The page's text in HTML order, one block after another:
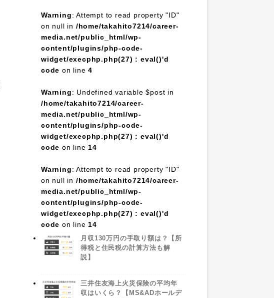
Warning: Attempt to read property "ID"
on null in /home/takahito7214/career-
media.net/public_html/wp-
content/plugins/php-code-
widget/execphp.php(27) : eval()'d
code on line4
Warning: Undefined variable $post in
/home/takahito7214/career-
media.net/public_html/wp-
content/plugins/php-code-
widget/execphp.php(27) : eval()'d
code on line 14
Warning: Attempt to read property "ID"
on null in /home/takahito7214/career-
media.net/public_html/wp-
content/plugins/php-code-
widget/execphp.php(27) : eval()'d
code on line 14
月収130万円の手取り額は？【所
得税と住民税の計算方法も解
説】
三井住友海上火災保険の平均年
収はいくら？【MS&ADホールデ